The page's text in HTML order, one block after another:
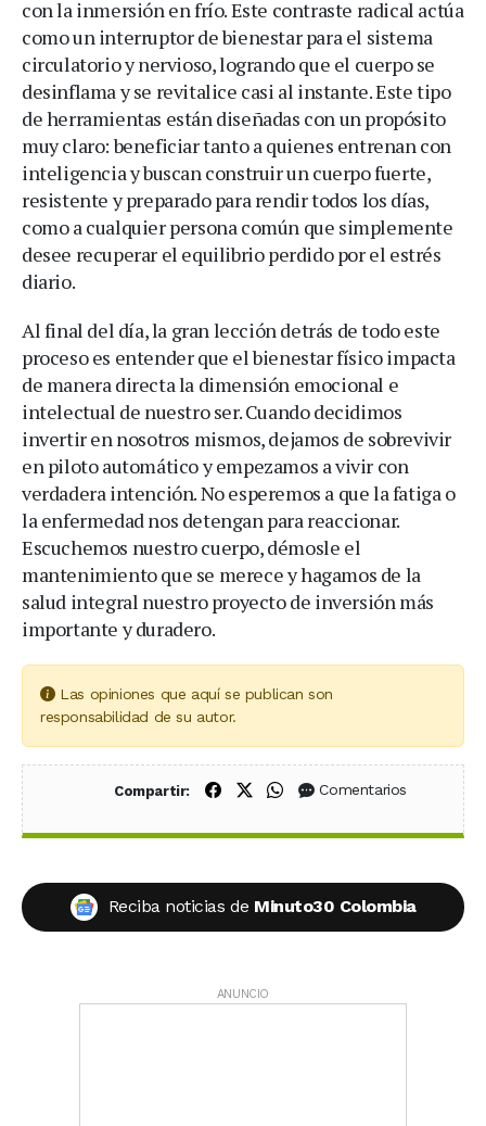
con la inmersión en frío. Este contraste radical actúa
como un interruptor de bienestar para el sistema
circulatorio y nervioso, logrando que el cuerpo se
desinflama y se revitalice casi al instante. Este tipo
de herramientas están diseñadas con un propósito
muy claro: beneficiar tanto a quienes entrenan con
inteligencia y buscan construir un cuerpo fuerte,
resistente y preparado para rendir todos los días,
como a cualquier persona común que simplemente
desee recuperar el equilibrio perdido por el estrés
diario.
Al final del día, la gran lección detrás de todo este
proceso es entender que el bienestar físico impacta
de manera directa la dimensión emocional e
intelectual de nuestro ser. Cuando decidimos
invertir en nosotros mismos, dejamos de sobrevivir
en piloto automático y empezamos a vivir con
verdadera intención. No esperemos a que la fatiga o
la enfermedad nos detengan para reaccionar.
Escuchemos nuestro cuerpo, démosle el
mantenimiento que se merece y hagamos de la
salud integral nuestro proyecto de inversión más
importante y duradero.
Las opiniones que aquí se publican son
responsabilidad de su autor.
Compartir: Compartir en Facebook
Compartir en X (Twitter)
Compartir en WhatsApp
Comentarios
Reciba noticias de Minuto30 Colombia
ANUNCIO